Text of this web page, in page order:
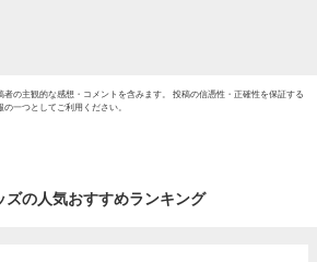
者の主観的な感想・コメントを含みます。 投稿の信憑性・正確性を保証する
一つとしてご利用ください。
ズの人気おすすめランキング